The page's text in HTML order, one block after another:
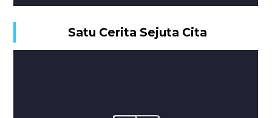
Satu Cerita Sejuta Cita